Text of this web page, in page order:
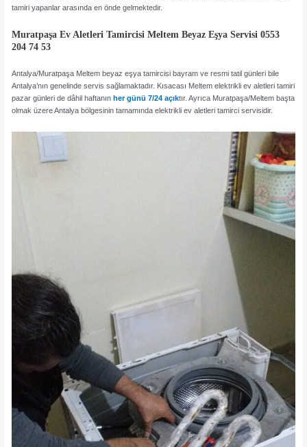
tamiri yapanlar arasında en önde gelmektedir.
Muratpaşa Ev Aletleri Tamircisi Meltem Beyaz Eşya Servisi 0553
204 74 53
Antalya/Muratpaşa Meltem beyaz eşya tamircisi bayram ve resmi tatil günleri bile
Antalya’nın genelinde servis sağlamaktadır. Kısacası Meltem elektrikli ev aletleri tamiri
pazar günleri de dâhil haftanın her günü 7/24 açıktır. Ayrıca Muratpaşa/Meltem başta
olmak üzere Antalya bölgesinin tamamında elektrikli ev aletleri tamirci servisidir.